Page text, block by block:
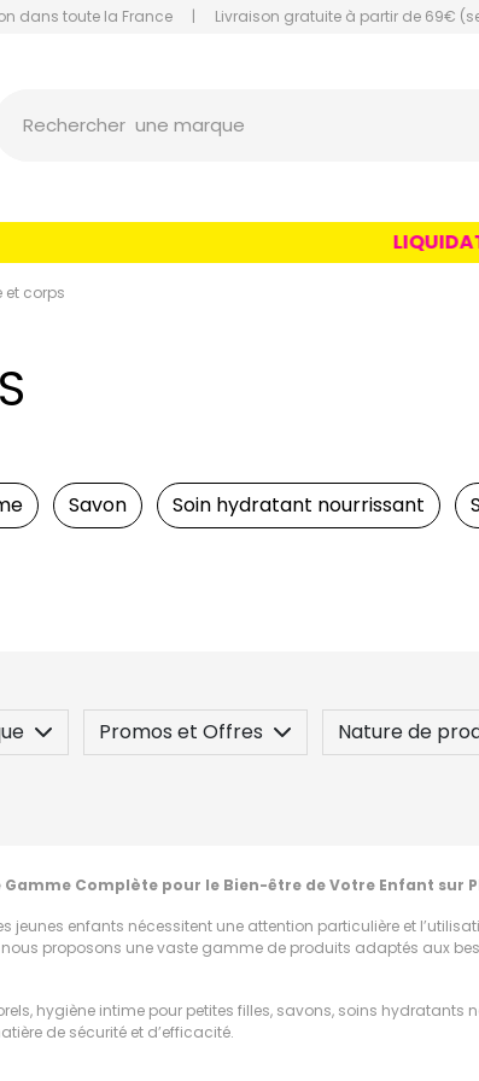
dans toute la France | Livraison gratuite à partir de 69€
Rechercher
un conseil
et corps
Savon Soin hydratant nourrissant
Promos et Offres Nature de
Gamme Complète pour le Bien-être de Votre Enfant sur
jeunes enfants nécessitent une attention particulière et
proposons une vaste gamme de produits adaptés aux
hygiène intime pour petites filles, savons, soins hydratants
de sécurité et d’efficacité.